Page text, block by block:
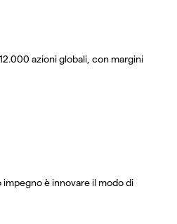
azioni globali, con margini
è innovare il modo di